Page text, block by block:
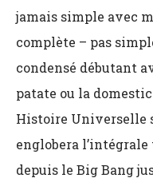
jamais simple avec
complète – pas
condensé débutant
patate ou la
Histoire Universelle
englobera
depuis le Big Bang